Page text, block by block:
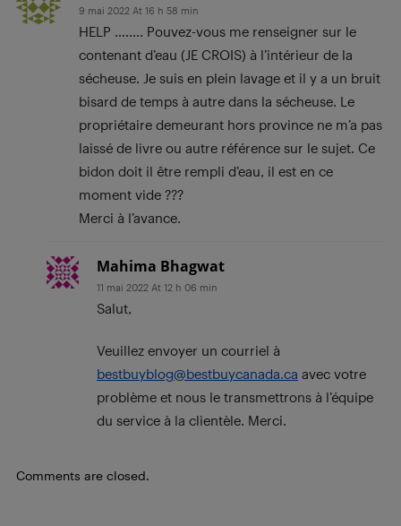
9 mai 2022 At 16 h 58 min
HELP …….. Pouvez-vous me renseigner sur le
contenant d’eau (JE CROIS) à l’intérieur de la
sécheuse. Je suis en plein lavage et il y a un bruit
bisard de temps à autre dans la sécheuse. Le
propriétaire demeurant hors province ne m’a pas
laissé de livre ou autre référence sur le sujet. Ce
bidon doit il être rempli d’eau, il est en ce
moment vide ???
Merci à l’avance.
Mahima Bhagwat
11 mai 2022 At 12 h 06 min
Salut,
Veuillez envoyer un courriel à
bestbuyblog@bestbuycanada.ca avec votre
problème et nous le transmettrons à l’équipe
du service à la clientèle. Merci.
Comments are closed.